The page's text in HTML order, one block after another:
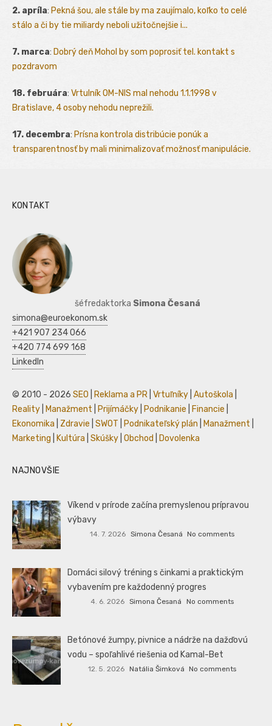
2. apríla: Pekná šou, ale stále by ma zaujímalo, koľko to celé
stálo a či by tie miliardy neboli užitočnejšie i...
7. marca: Dobrý deň Mohol by som poprosiť tel. kontakt s
pozdravom
18. februára: Vrtulník OM-NIS mal nehodu 1.1.1998 v
Bratislave, 4 osoby nehodu neprežili.
17. decembra: Prísna kontrola distribúcie ponúk a
transparentnosť by mali minimalizovať možnosť manipulácie.
KONTAKT
šéfredaktorka Simona Česaná
simona@euroekonom.sk
+421 907 234 066
+420 774 699 168
LinkedIn
© 2010 - 2026 SEO Reklama a PR Vrtuľníky Autoškola
Reality
Manažment Prijímáčky Podnikanie Financie
Ekonomika
Zdravie SWOT Podnikateľský plán Manažment
Marketing
Kultúra Skúšky Obchod Dovolenka
NAJNOVŠIE
Víkend v prírode začína premyslenou prípravou
výbavy
14. 7. 2026 Simona Česaná No comments
Domáci silový tréning s činkami a praktickým
vybavením pre každodenný progres
4. 6. 2026 Simona Česaná No comments
Betónové žumpy, pivnice a nádrže na dažďovú
vodu – spoľahlivé riešenia od Kamal-Bet
12. 5. 2026 Natália Šimková No comments